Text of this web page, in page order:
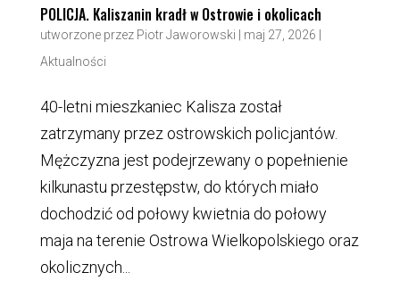
POLICJA. Kaliszanin kradł w Ostrowie i okolicach
utworzone przez Piotr Jaworowski maj 27, 2026
Aktualności
40-letni mieszkaniec Kalisza został
zatrzymany przez ostrowskich policjantów.
Mężczyzna jest podejrzewany o popełnienie
kilkunastu przestępstw, do których miało
dochodzić od połowy kwietnia do połowy
maja na terenie Ostrowa Wielkopolskiego oraz
okolicznych...